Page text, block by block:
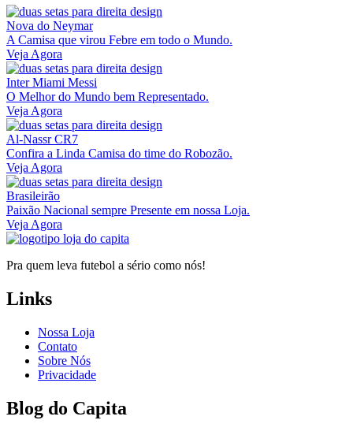
Nova do Neymar
A Camisa que virou Febre em todo o Mundo.
Veja Agora
Inter Miami Messi
O Melhor do Mundo bem Representado.
Veja Agora
Al-Nassr CR7
Confira a Linda Camisa do time do Robozão.
Veja Agora
Brasileirão
Paixão Nacional sempre Presente em nossa Loja.
Veja Agora
Pra quem leva futebol a sério como nós!
Links
Nossa Loja
Contato
Sobre Nós
Privacidade
Blog do Capita